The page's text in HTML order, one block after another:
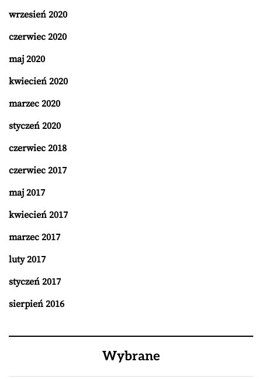
wrzesień 2020
czerwiec 2020
maj 2020
kwiecień 2020
marzec 2020
styczeń 2020
czerwiec 2018
czerwiec 2017
maj 2017
kwiecień 2017
marzec 2017
luty 2017
styczeń 2017
sierpień 2016
Wybrane